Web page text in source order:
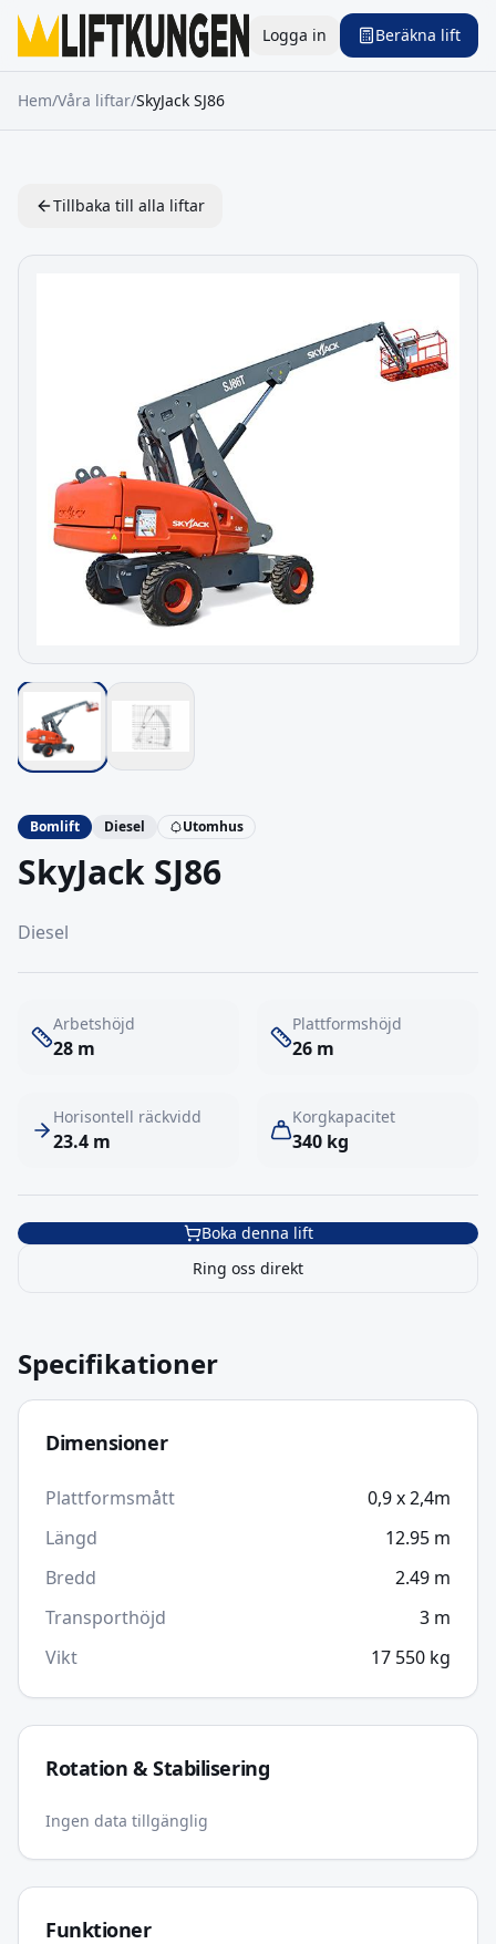
Logga in Beräkna lift
Hem/Våra liftar/SkyJack SJ86
Tillbaka till alla liftar
Bomlift Diesel Utomhus
SkyJack SJ86
Diesel
Arbetshöjd
28 m
Plattformshöjd
26 m
Horisontell räckvidd
23.4 m
Korgkapacitet
340 kg
Boka denna lift
Ring oss direkt
Specifikationer
Dimensioner
Plattformsmått
0,9 x 2,4m
Längd
12.95 m
Bredd
2.49 m
Transporthöjd
3 m
Vikt
17 550 kg
Rotation & Stabilisering
Ingen data tillgänglig
Funktioner